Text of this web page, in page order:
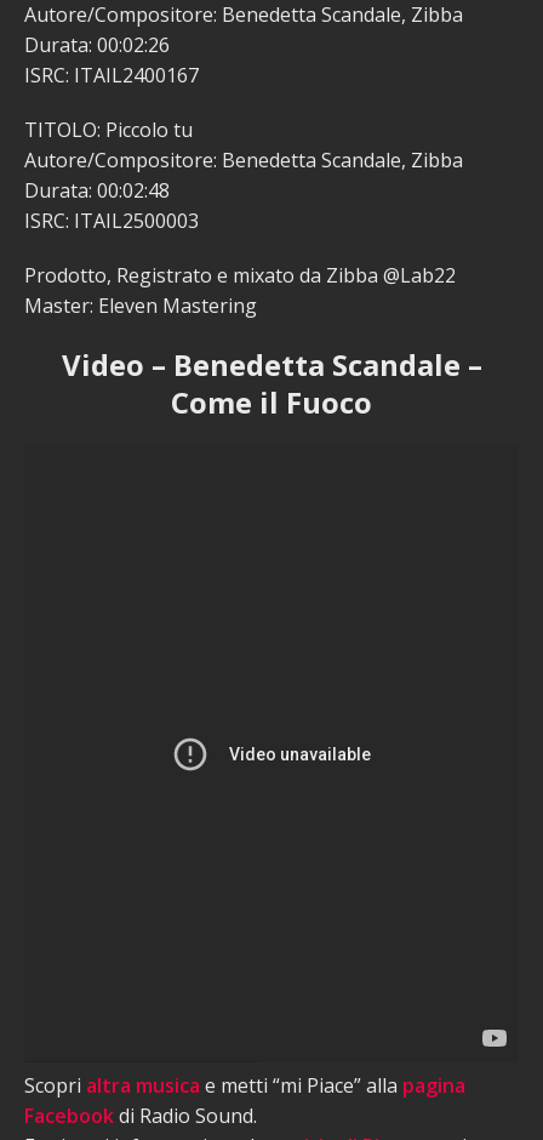
Autore/Compositore: Benedetta Scandale, Zibba
Durata: 00:02:26
ISRC: ITAIL2400167
TITOLO: Piccolo tu
Autore/Compositore: Benedetta Scandale, Zibba
Durata: 00:02:48
ISRC: ITAIL2500003
Prodotto, Registrato e mixato da Zibba @Lab22
Master: Eleven Mastering
Video – Benedetta Scandale –
Come il Fuoco
Scopri altra musica e metti “mi Piace” alla pagina
Facebookdi Radio Sound.